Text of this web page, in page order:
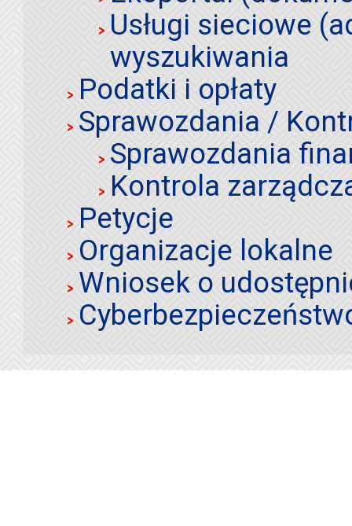
Usługi sieciowe
wyszukiwania
Podatki i opłaty
Sprawozdania /
Sprawozdania
Kontrola
Petycje
Organizacje lokalne
Wniosek o